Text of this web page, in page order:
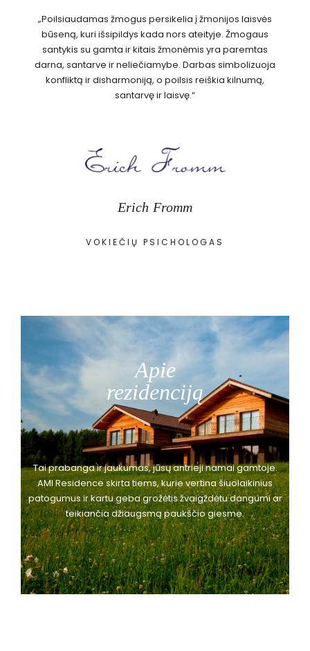
„Poilsiaudamas žmogus persikelia į žmonijos laisvės
būseną, kuri išsipildys kada nors ateityje. Žmogaus
santykis su gamta ir kitais žmonėmis yra paremtas
darna, santarve ir neliečiamybe. Darbas simbolizuoja
konfliktą ir disharmoniją, o poilsis reiškia kilnumą,
santarvę ir laisvę.“
Erich Fromm
VOKIEČIŲ PSICHOLOGAS
Apie
rezidenciją
Tai prabanga ir jaukumas, jūsų antrieji namai gamtoje.
AMI Residence skirta tiems, kurie vertina šiuolaikinius
patogumus ir kartu geba grožėtis žvaigždėtu dangumi ar
teikiančia džiaugsmą paukščio giesme.